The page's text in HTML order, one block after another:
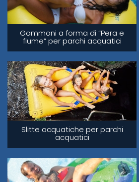
Gommoni a forma di “Pera e
fiume” per parchi acquatici
Slitte acquatiche per parchi
acquatici